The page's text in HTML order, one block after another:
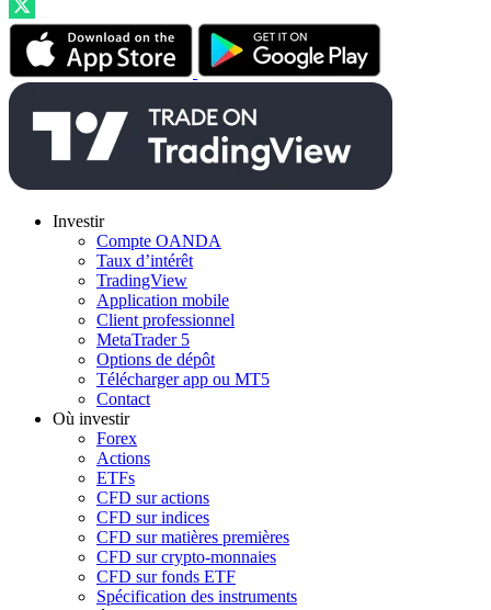
Investir
Compte OANDA
Taux d’intérêt
TradingView
Application mobile
Client professionnel
MetaTrader 5
Options de dépôt
Télécharger app ou MT5
Contact
Où investir
Forex
Actions
ETFs
CFD sur actions
CFD sur indices
CFD sur matières premières
CFD sur crypto-monnaies
CFD sur fonds ETF
Spécification des instruments